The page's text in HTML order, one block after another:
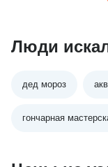
Люди
дед мороз
гончарная